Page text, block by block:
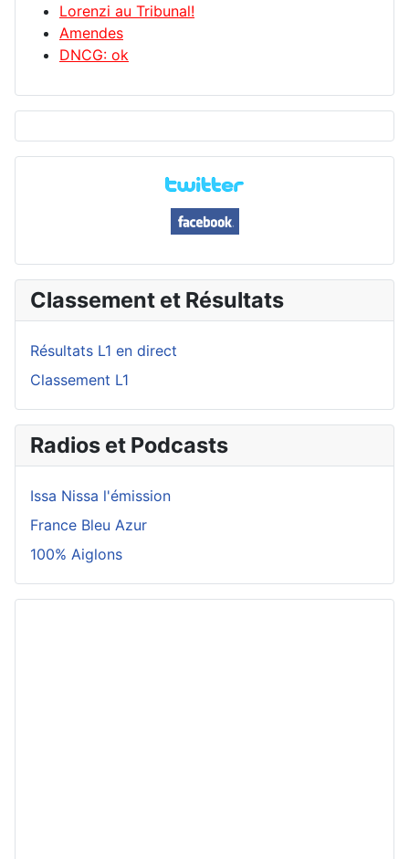
Lorenzi au Tribunal!
Amendes
DNCG: ok
Classement et Résultats
Résultats L1 en direct
Classement L1
Radios et Podcasts
Issa Nissa l'émission
France Bleu Azur
100% Aiglons